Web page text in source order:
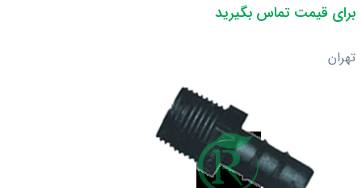
برای قیمت تماس بگیرید
تهران